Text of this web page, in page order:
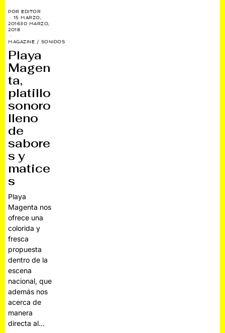
POREDITOR
15 MARZO,
201630 MARZO,
2018
MAGAZINE / SONIDOS
Playa
Magen
ta,
platillo
sonoro
lleno
de
sabore
s y
matice
s
Playa
Magenta nos
ofrece una
colorida y
fresca
propuesta
dentro de la
escena
nacional, que
además nos
acerca de
manera
directa al…